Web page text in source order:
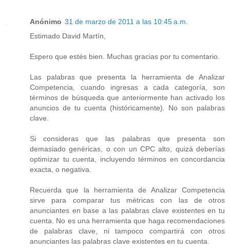
Anónimo 31 de marzo de 2011 a las 10:45 a.m.
Estimado David Martín,
Espero que estés bien. Muchas gracias por tu comentario.
Las palabras que presenta la herramienta de Analizar
Competencia, cuando ingresas a cada categoría, son
términos de búsqueda que anteriormente han activado los
anuncios de tu cuenta (históricamente). No son palabras
clave.
Si consideras que las palabras que presenta son
demasiado genéricas, o con un CPC alto, quizá deberías
optimizar tu cuenta, incluyendo términos en concordancia
exacta, o negativa.
Recuerda que la herramienta de Analizar Competencia
sirve para comparar tus métricas con las de otros
anunciantes en base a las palabras clave existentes en tu
cuenta. No es una herramienta que haga recomendaciones
de palabras clave, ni tampoco compartirá con otros
anunciantes las palabras clave existentes en tu cuenta.